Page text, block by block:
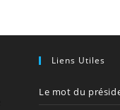
Liens Utiles
Le mot du